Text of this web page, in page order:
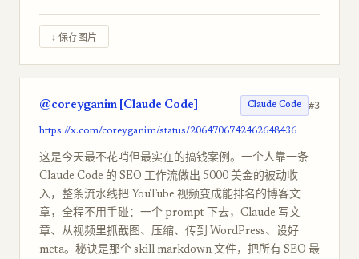
↓ 保存图片
@coreyganim [Claude Code] Claude Code #3
https://x.com/coreyganim/status/2064706742462648436
这是今天最不花哨但最实在的搞钱案例。一个人靠一条
Claude Code 的 SEO 工作流做出 5000 美金的被动收
入，整条流水线把 YouTube 视频变成能排名的博客文
章，全程不用手碰：一个 prompt 下去，Claude 写文
章、从视频里抓截图、压缩、传到 WordPress、设好
meta。秘诀是那个 skill markdown 文件，把所有 SEO 最